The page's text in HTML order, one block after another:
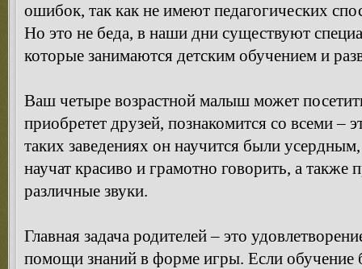
ошибок, так как не имеют педагогических
Но это не беда, в наши дни существуют
которые занимаются детским обучением и
Ваш четыре возрастной малыш может
приобретет друзей, познакомится со всеми –
таких заведениях он научится были
научат красиво и грамотно говорить, а также
различные звуки.
Главная задача родителей – это
помощи знаний в форме игры. Если обучение